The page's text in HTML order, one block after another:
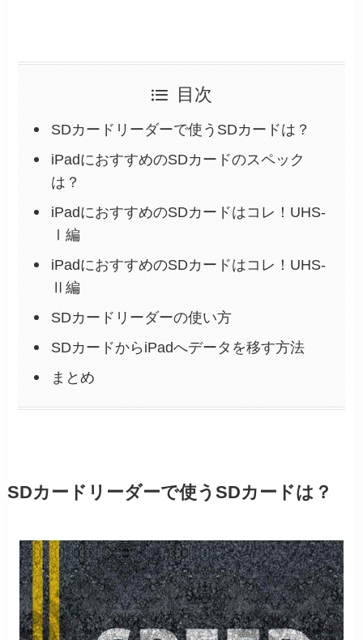
目次
SDカードリーダーで使うSDカードは？
iPadにおすすめのSDカードのスペック
は？
iPadにおすすめのSDカードはコレ！UHS-
Ⅰ編
iPadにおすすめのSDカードはコレ！UHS-
Ⅱ編
SDカードリーダーの使い方
SDカードからiPadへデータを移す方法
まとめ
SDカードリーダーで使うSDカードは？